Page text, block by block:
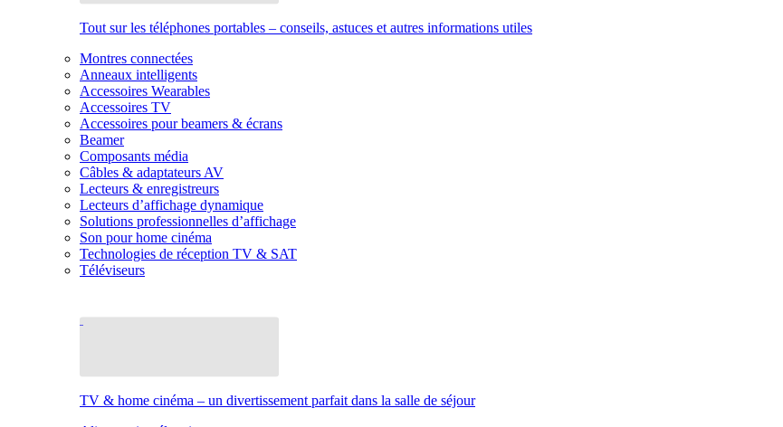
Tout sur les téléphones portables – conseils, astuces et autres informations utiles
Montres connectées
Anneaux intelligents
Accessoires Wearables
Accessoires TV
Accessoires pour beamers & écrans
Beamer
Composants média
Câbles & adaptateurs AV
Lecteurs & enregistreurs
Lecteurs d’affichage dynamique
Solutions professionnelles d’affichage
Son pour home cinéma
Technologies de réception TV & SAT
Téléviseurs
TV & home cinéma – un divertissement parfait dans la salle de séjour